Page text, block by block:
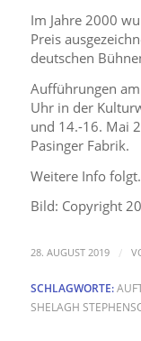
Im Jahre 2000
Preis
deutschen
Aufführungen
Uhr in der
und 14.-16. Mai
Pasinger Fabrik.
Weitere Info folgt.
Bild: Copyright
28. AUGUST 2019 /
SCHLAGWORTE:
SHELAGH